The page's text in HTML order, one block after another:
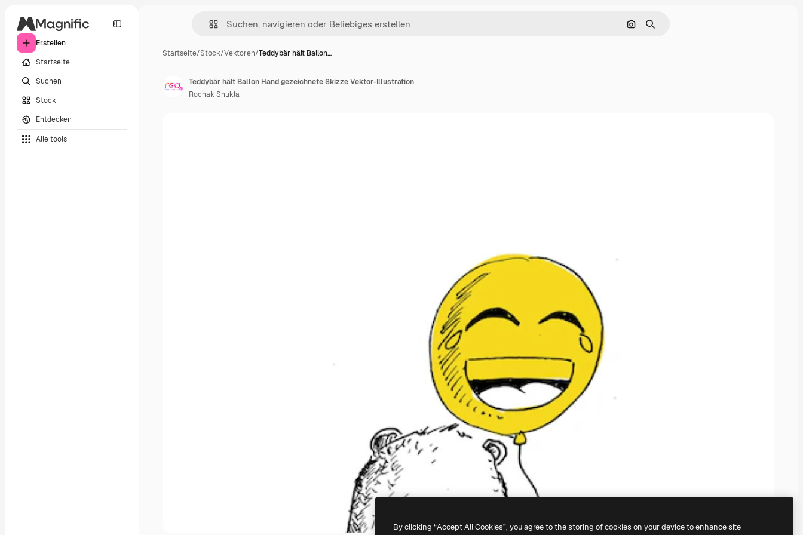
Erstellen
Startseite
Suchen
Stock
Entdecken
Alle tools
Nach Bild suchen
Suchen
Startseite/Stock/Vektoren/Teddybär hält Ballon…
Teddybär hält Ballon Hand gezeichnete Skizze Vektor-Illustration
Rochak Shukla
By clicking “Accept All Cookies”, you agree to the storing of cookies on your device to enhance site